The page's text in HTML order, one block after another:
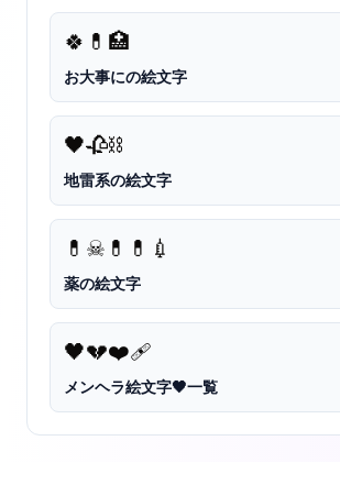
🍀 💊 🏥
お大事にの絵文字
🖤🥀⛓️
地雷系の絵文字
💊 ☠💊 💊💉
薬の絵文字
🖤💔❤️‍🩹
メンヘラ絵文字🖤一覧